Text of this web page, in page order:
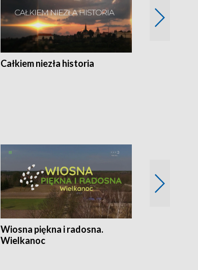
Całkiem niezła historia
Wiosna piękna i radosna.
Wielkanoc